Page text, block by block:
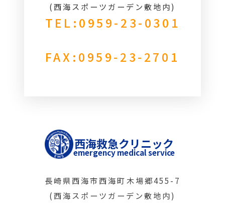
(西海スポーツガーデン敷地内)
TEL:0959-23-0301
FAX:0959-23-2701
西海救急クリニック
emergency medical service
長崎県西海市西海町木場郷455-7
(西海スポーツガーデン敷地内)